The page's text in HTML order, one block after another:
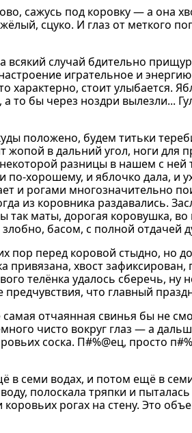
сажусь под коровку — а она
сцуко. И глаз от меткого
всякий случай бдительно
игрательное и энергию
стоит улыбается.
то бы через ноздри вылезли...
положено, будем титьки
жопой в дальний угол, ноги для
разницы в нашем с
по-хорошему, и яблочко дала, и
и рогами многозначительно
из коровника раздавались.
маты, дорогая коровушка,
басом, с полной отдачей
пор перед коровой стыдно, но
хвост
телёнка удалось сберечь, ну
что главный
отчаянная свинья бы не
чисто вокруг глаз — а
соска. П#%@ец, просто
семи водах, и потом ещё в
полоскала тряпки и
рогах на стену. Это